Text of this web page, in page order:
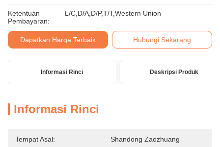
Ketentuan
Pembayaran:
L/C,D/A,D/P,T/T,Western Union
Dapatkan Harga Terbaik Hubungi Sekarang
Informasi Rinci Deskripsi Produk
Informasi Rinci
Tempat Asal: Shandong Zaozhuang